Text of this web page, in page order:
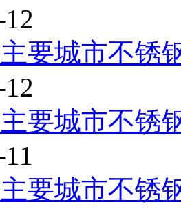
要城市不锈
要城市不锈
要城市不锈